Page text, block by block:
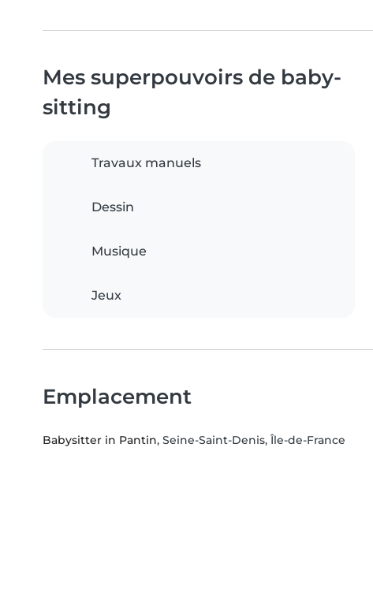
Mes superpouvoirs de baby-
sitting
Travaux manuels
Dessin
Musique
Jeux
Emplacement
Babysitter in Pantin, Seine-Saint-Denis, Île-de-France